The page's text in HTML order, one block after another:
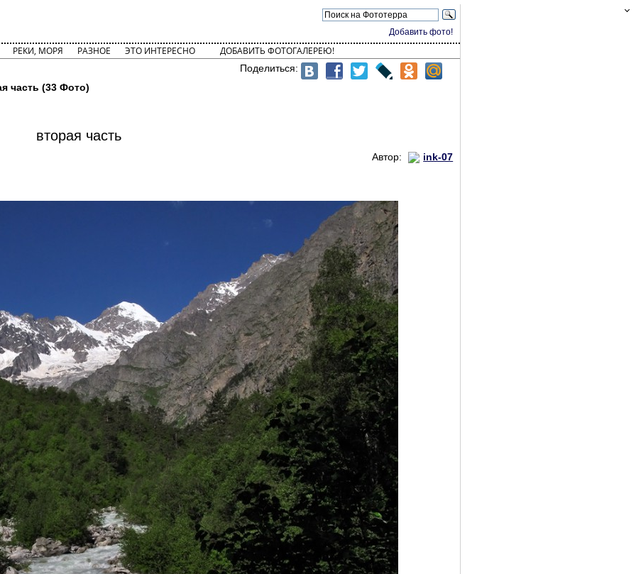
Добавить фото!
РЕКИ, МОРЯ РАЗНОЕ ЭТО ИНТЕРЕСНО ДОБАВИТЬ ФОТОГАЛЕРЕЮ!
Поделиться:
часть (33 Фото)
вторая часть
Автор: ink-07